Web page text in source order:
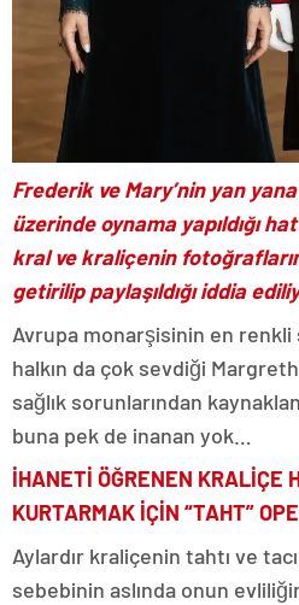
Frederik ve Mary’nin yan
üzerinde oynama yapıldığı
kral ve kraliçenin
getirilip paylaşıldığı iddia
Avrupa monarşisinin en renkli
halkın da çok sevdiği
sağlık sorunlarından
buna pek de inanan yok…
İHANETİ ÖĞRENEN KRALİÇE
KURTARMAK İÇİN “TAHT”
Aylardır kraliçenin tahtı ve
sebebinin aslında onun